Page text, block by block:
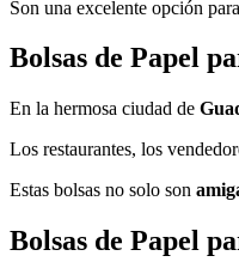
Son una excelente opción para
Bolsas de Papel
En la hermosa ciudad de
Los restaurantes, los
Estas bolsas no solo son
Bolsas de Papel